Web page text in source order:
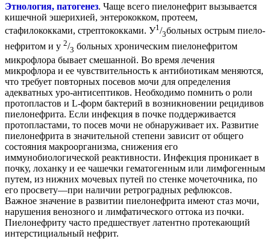
Этнология, патогенез. Чаще всего пиелонефрит вызывается
кишечной эшерихией, энтерококком, протеем,
стафилококками, стрептококками. У1 /3больных острым пиело-
нефритом и у 2/3 больных хроническим пиелонефритом
микрофлора бывает смешанной. Во время лечения
микрофлора и ее чувствительность к антибиотикам меняются,
что требует повторных посевов мочи для определения
адекватных уро-антисептиков. Необходимо помнить о роли
протопластов и L-форм бактерий в возникновении рецидивов
пиелонефрита. Если инфекция в почке поддерживается
протопластами, то посев мочи не обнаруживает их. Развитие
пиелонефрита в значительной степени зависит от общего
состояния макроорганизма, снижения его
иммунобиологической реактивности. Инфекция проникает в
почку, лоханку и ее чашечки гематогенным или лимфогенным
путем, из нижних мочевых путей по стенке мочеточника, по
его просвету—при наличии ретроградных рефлюксов.
Важное значение в развитии пиелонефрита имеют стаз мочи,
нарушения венозного и лимфатического оттока из почки.
Пиелонефриту часто предшествует латентно протекающий
интерстициальный нефрит.